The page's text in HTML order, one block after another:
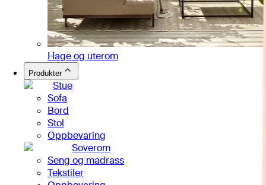
Hage og uterom
Produkter
Stue
Sofa
Bord
Stol
Oppbevaring
Soverom
Seng og madrass
Tekstiler